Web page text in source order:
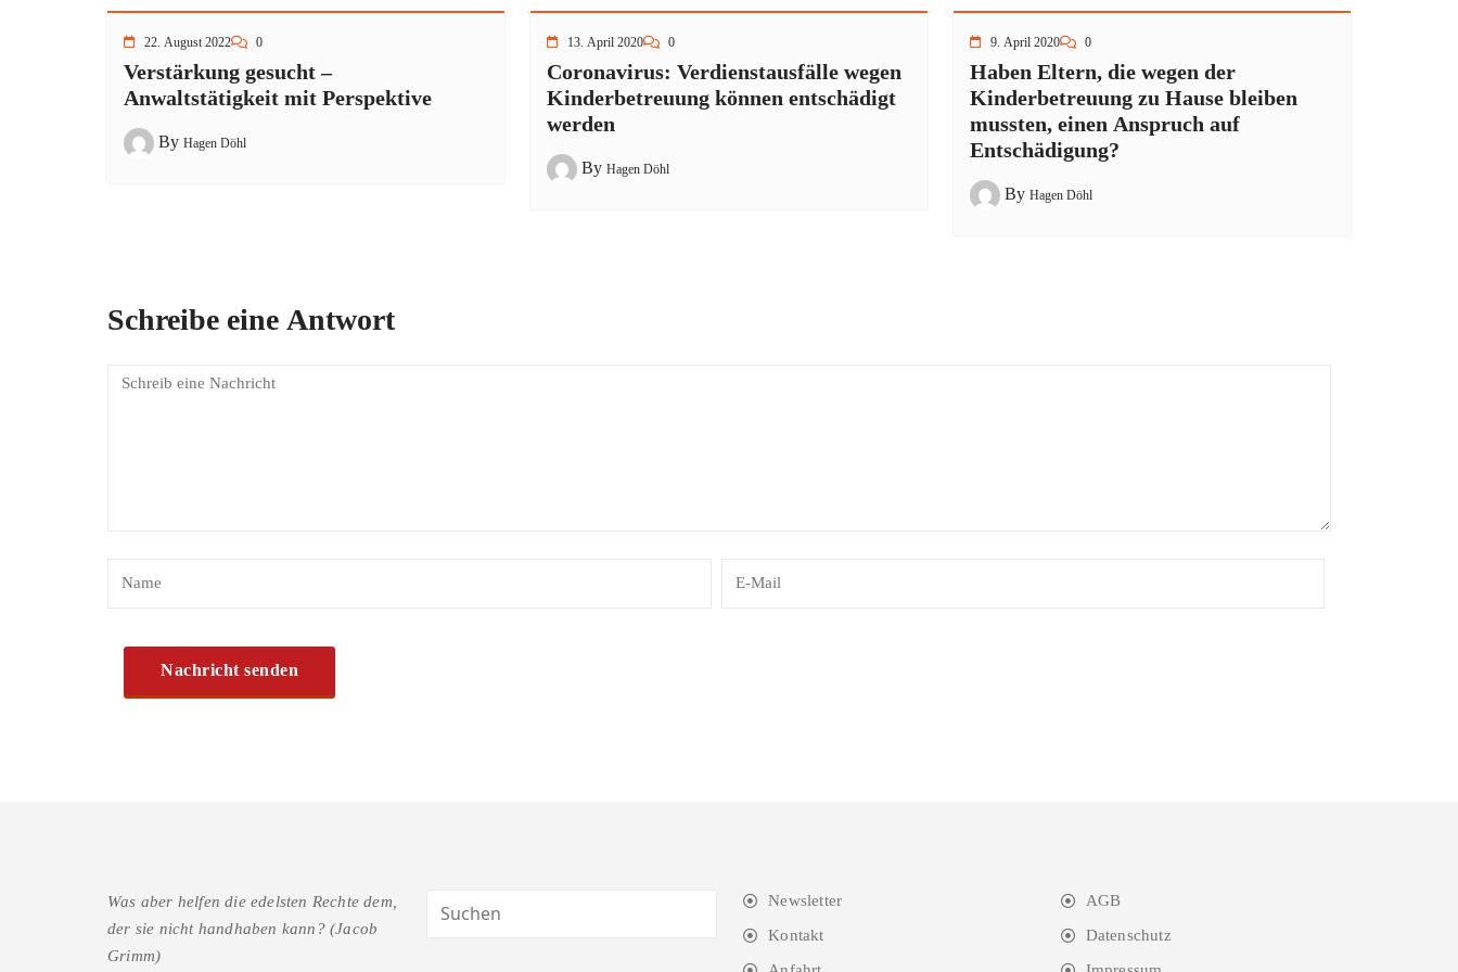
22. August 2022 0
Verstärkung gesucht –
Anwaltstätigkeit mit Perspektive
By Hagen Döhl
13. April 2020 0
Coronavirus: Verdienstausfälle wegen
Kinderbetreuung können entschädigt
werden
By Hagen Döhl
9. April 2020 0
Haben Eltern, die wegen der
Kinderbetreuung zu Hause bleiben
mussten, einen Anspruch auf
Entschädigung?
By Hagen Döhl
Schreibe eine Antwort
Was aber helfen die edelsten Rechte dem,
der sie nicht handhaben kann? (Jacob
Grimm)
Newsletter
Kontakt
AGB
Datenschutz